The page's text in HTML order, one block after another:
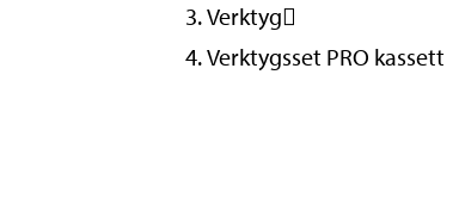
Verktyg
Verktygsset PRO kassett